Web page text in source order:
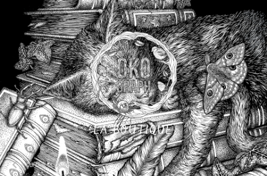
LA BOUTIQUE
Quitter la boutique